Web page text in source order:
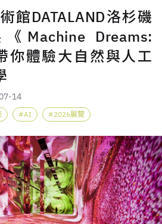
館DATALAND洛杉磯
Machine Dreams:
你體驗大自然與人工
14
AI 2026展覽